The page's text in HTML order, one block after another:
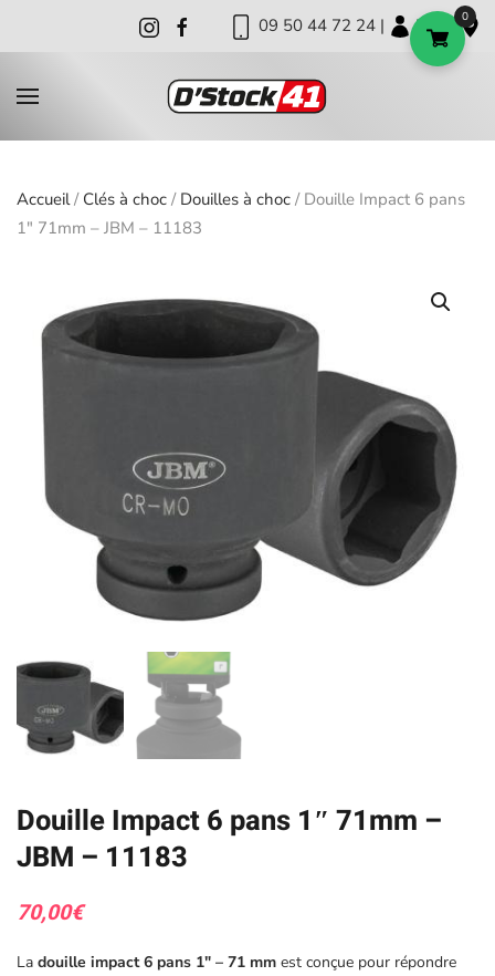
09 50 44 72 24 | | |
Accueil/ Clés à choc / Douilles à choc / Douille Impact 6 pans
1″ 71mm – JBM – 11183
Douille Impact 6 pans 1″ 71mm –
JBM – 11183
70,00€
La douille impact 6 pans 1″ – 71 mm est conçue pour répondre
0